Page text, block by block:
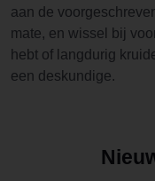
aan de
mate, en wissel bij
hebt of langdurig
een deskundige.